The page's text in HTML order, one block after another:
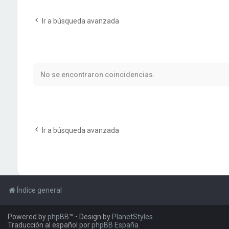
Ir a búsqueda avanzada
No se encontraron coincidencias.
Ir a búsqueda avanzada
Índice general
Powered byphpBB™ • Design by PlanetStyles
Traducción al español porphpBB España